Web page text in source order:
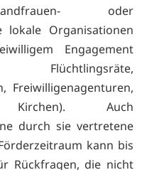
oder
lokale Organisationen
Engagement
Freiwilligenagenturen,
Kirchen). Auch
durch sie vertretene
kann bis
Rückfragen, die nicht